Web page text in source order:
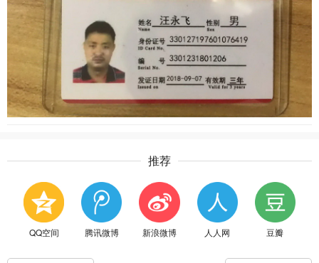
推荐
QQ空间 腾讯微博 新浪微博 人人网 豆瓣